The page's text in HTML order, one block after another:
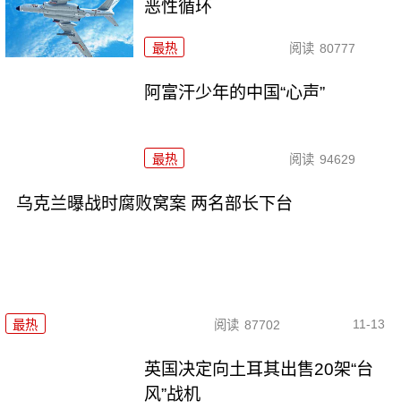
恶性循环
最热 阅读 80777
阿富汗少年的中国“心声”
最热 阅读 94629
乌克兰曝战时腐败窝案 两名部长下台
最热 阅读 87702 11-13
英国决定向土耳其出售20架“台
风”战机